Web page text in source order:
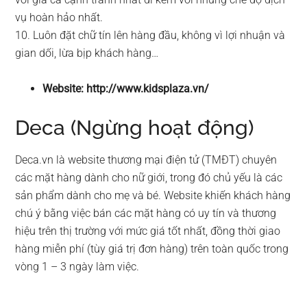
vụ hoàn hảo nhất.
10. Luôn đặt chữ tín lên hàng đầu, không vì lợi nhuận và
gian dối, lừa bịp khách hàng…
Website: http://www.kidsplaza.vn/
Deca (Ngừng hoạt động)
Deca.vn là website thương mại điện tử (TMĐT) chuyên
các mặt hàng dành cho nữ giới, trong đó chủ yếu là các
sản phẩm dành cho mẹ và bé. Website khiến khách hàng
chú ý bằng việc bán các mặt hàng có uy tín và thương
hiệu trên thị trường với mức giá tốt nhất, đồng thời giao
hàng miễn phí (tùy giá trị đơn hàng) trên toàn quốc trong
vòng 1 – 3 ngày làm việc.